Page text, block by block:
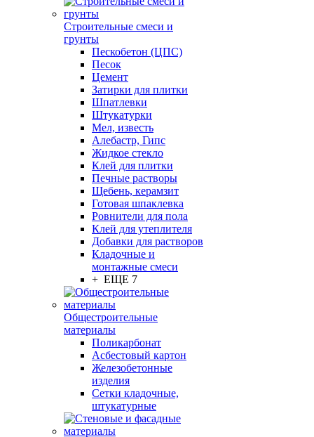
Строительные смеси и
грунты
Пескобетон (ЦПС)
Песок
Цемент
Затирки для плитки
Шпатлевки
Штукатурки
Мел, известь
Алебастр, Гипс
Жидкое стекло
Клей для плитки
Печные растворы
Щебень, керамзит
Готовая шпаклевка
Ровнители для пола
Клей для утеплителя
Добавки для растворов
Кладочные и
монтажные смеси
+ ЕЩЕ 7
Общестроительные
материалы
Поликарбонат
Асбестовый картон
Железобетонные
изделия
Сетки кладочные,
штукатурные